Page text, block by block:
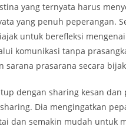
yang ternyata harus
yang penuh peperangan.
untuk berefleksi
komunikasi tanpa
sarana prasarana secara
dengan sharing kesan dan
Dia mengingatkan
dan semakin mudah untuk